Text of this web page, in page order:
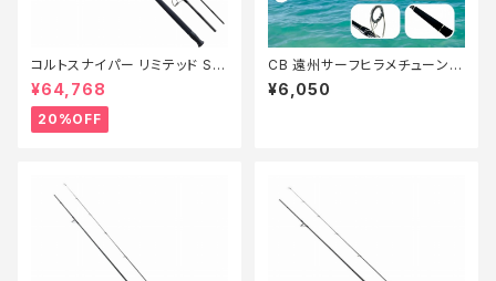
コルトスナイパー リミテッド S1
00MH-3【特価ロッド】【20】
¥64,768
20%OFF
CB 遠州サーフヒラメチューン 1
00ML【Tオリ】
¥6,050